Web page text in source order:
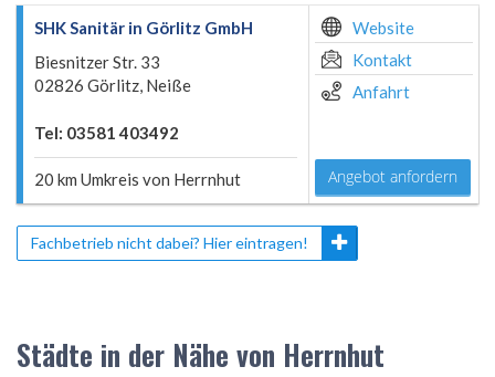
SHK Sanitär in Görlitz GmbH
Biesnitzer Str. 33
02826 Görlitz, Neiße
Tel: 03581 403492
20 km Umkreis von Herrnhut
Website
Kontakt
Anfahrt
Angebot anfordern
Fachbetrieb nicht dabei? Hier eintragen!
Städte in der Nähe von Herrnhut